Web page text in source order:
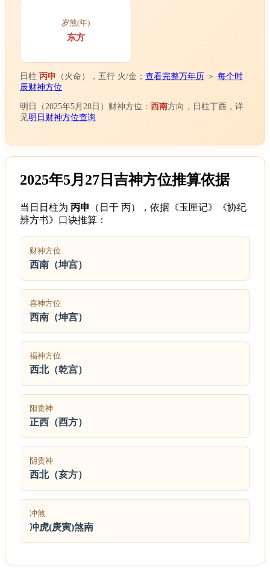
岁煞(年)
东方
日柱 丙申 （火命），五行 火/金； 查看完整万年历 ＞ 每个时
辰财神方位
明日（2025年5月28日）财神方位： 西南方向，日柱丁酉，详
见明日财神方位查询
2025年5月27日吉神方位推算依据
当日日柱为 丙申
（日干 丙），依据《玉匣记》《协纪
辨方书》口诀推算：
财神方位
西南（坤宫）
喜神方位
西南（坤宫）
福神方位
西北（乾宫）
阳贵神
正西（酉方）
阴贵神
西北（亥方）
冲煞
冲虎(庚寅)煞南